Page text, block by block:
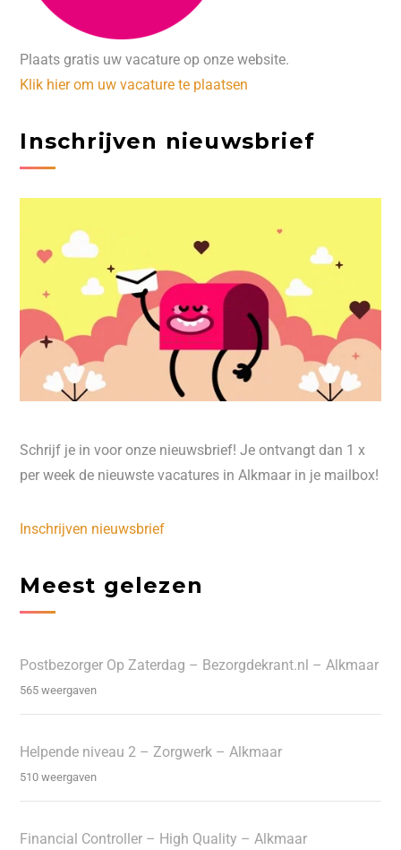
Plaats gratis uw vacature op onze website.
Klik hier om uw vacature te plaatsen
Inschrijven nieuwsbrief
Schrijf je in voor onze nieuwsbrief! Je ontvangt dan 1 x
per week de nieuwste vacatures in Alkmaar in je mailbox!
Inschrijven nieuwsbrief
Meest gelezen
Postbezorger Op Zaterdag – Bezorgdekrant.nl – Alkmaar
565 weergaven
Helpende niveau 2 – Zorgwerk – Alkmaar
510 weergaven
Financial Controller – High Quality – Alkmaar